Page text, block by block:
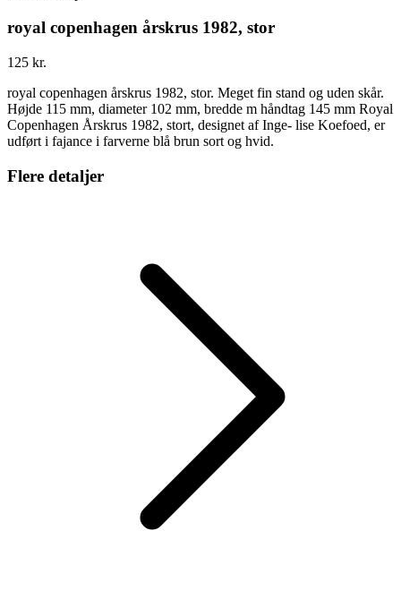
royal copenhagen årskrus 1982, stor
125 kr.
royal copenhagen årskrus 1982, stor. Meget fin stand og uden skår.
Højde 115 mm, diameter 102 mm, bredde m håndtag 145 mm Royal
Copenhagen Årskrus 1982, stort, designet af Inge- lise Koefoed, er
udført i fajance i farverne blå brun sort og hvid.
Flere detaljer